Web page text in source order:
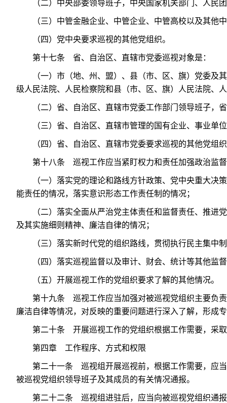
（二）中央部委领导班子，中央国家机关部门、人民
（三）中管金融企业、中管企业、中管高校以及其他
（四）党中央要求巡视的其他党组织。
第十七条 省、自治区、直辖市党委巡视对象是：
（一）市（地、州、盟）、县（市、区、旗）党委
级人民法院、人民检察院和县（市、区、旗）人民法院、
（二）省、自治区、直辖市党委工作部门领导班子，
（三）省、自治区、直辖市管理的国有企业、事业单
（四）省、自治区、直辖市党委要求巡视的其他党组
第十八条 巡视工作应当紧盯权力和责任加强政治监
（一）落实党的理论和路线方针政策、党中央重大
能责任的情况，落实意识形态工作责任制的情况；
（二）落实全面从严治党主体责任和监督责任、推
及其实施细则精神、廉洁自律的情况；
（三）落实新时代党的组织路线，贯彻执行民主集
（四）落实巡视监督以及审计、财会、统计等其他监
（五）开展巡视工作的党组织要求了解的其他情况。
第十九条 巡视工作应当加强对被巡视党组织主要负
廉洁自律等情况，对反映的重要问题进行深入了解，形成
第二十条 开展巡视工作的党组织根据工作需要，采
第四章 工作程序、方式和权限
第二十一条 巡视组开展巡视前，根据工作需要，应
被巡视党组织领导班子及其成员的有关情况通报。
第二十二条 巡视组进驻后，应当向被巡视党组织通